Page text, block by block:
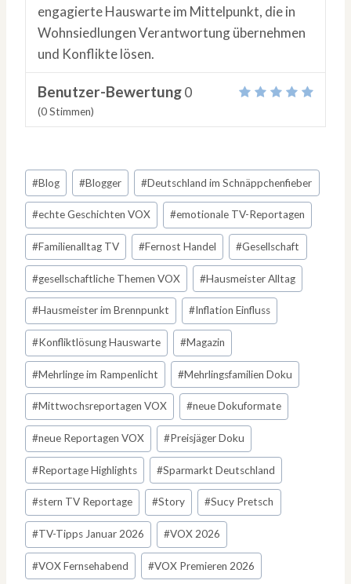
engagierte Hauswarte im Mittelpunkt, die in
Wohnsiedlungen Verantwortung übernehmen
und Konflikte lösen.
Benutzer-Bewertung0
(0Stimmen)
Schlagworte:
#Blog #Blogger #Deutschland im Schnäppchenfieber
#echte Geschichten VOX #emotionale TV-Reportagen
#Familienalltag TV #Fernost Handel #Gesellschaft
#gesellschaftliche Themen VOX #Hausmeister Alltag
#Hausmeister im Brennpunkt #Inflation Einfluss
#Konfliktlösung Hauswarte #Magazin
#Mehrlinge im Rampenlicht #Mehrlingsfamilien Doku
#Mittwochsreportagen VOX #neue Dokuformate
#neue Reportagen VOX #Preisjäger Doku
#Reportage Highlights #Sparmarkt Deutschland
#stern TV Reportage #Story #Sucy Pretsch
#TV-Tipps Januar 2026 #VOX 2026
#VOX Fernsehabend #VOX Premieren 2026